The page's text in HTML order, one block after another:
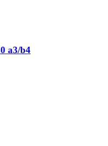
a3/b4